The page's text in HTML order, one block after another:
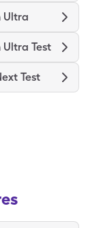
Ultra
Test
Test